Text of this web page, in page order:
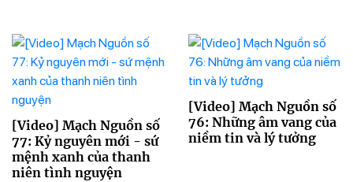
[Video] Mạch Nguồn số
77: Kỷ nguyên mới - sứ
mệnh xanh của thanh
niên tình nguyện
[Video] Mạch Nguồn số
76: Những âm vang của
niềm tin và lý tưởng